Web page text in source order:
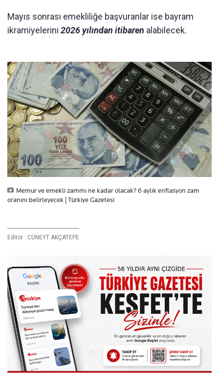
Mayıs sonrası emekliliğe başvuranlar ise bayram
ikramiyelerini 2026 yılından itibaren alabilecek.
Memur ve emekli zammı ne kadar olacak? 6 aylık enflasyon zam
oranını belirleyecek | Türkiye Gazetesi
Editör : CÜNEYT AKÇATEPE